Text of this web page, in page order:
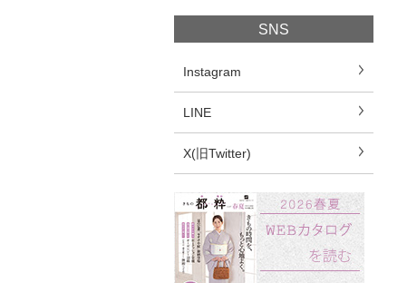
SNS
Instagram
LINE
X(旧Twitter)